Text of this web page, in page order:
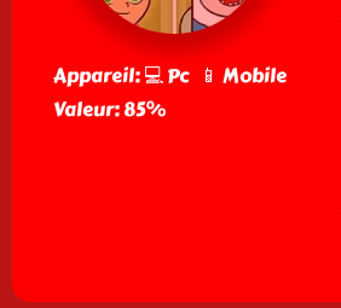
Appareil: 💻 Pc 📱 Mobile
Valeur: 85%